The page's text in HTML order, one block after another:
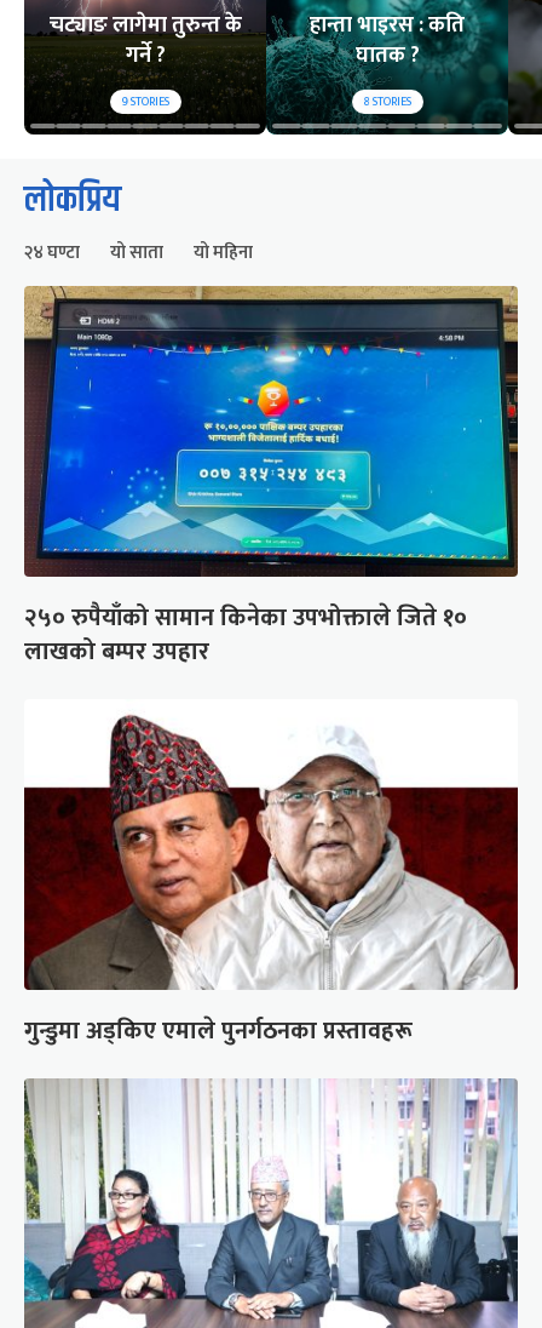
चट्याङ लागेमा तुरुन्त के
गर्ने ?
9STORIES
हान्ता भाइरस : कति
घातक ?
8STORIES
लोकप्रिय
२४ घण्टा यो साता यो महिना
२५० रुपैयाँको सामान किनेका उपभोक्ताले जिते १०
लाखको बम्पर उपहार
गुन्डुमा अड्किए एमाले पुनर्गठनका प्रस्तावहरू